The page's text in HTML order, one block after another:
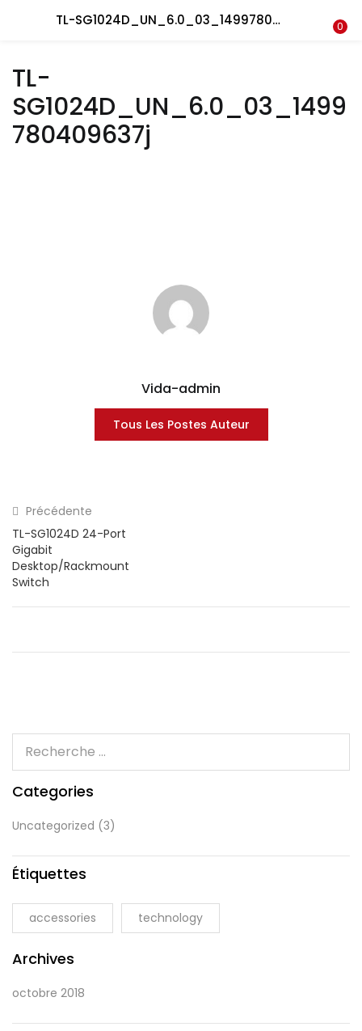
TL-SG1024D_UN_6.0_03_1499780409637j 0
Recherche
CONNEXION REGISTRE
Entrez votre nom d'utilisateur et le mot de passe pour vous
connecter.
Mot de passe perdu?
TL-
SG1024D_UN_6.0_03_1499
780409637j
Vida-admin
Tous Les Postes Auteur
Précédente
TL-SG1024D 24-Port
Gigabit
Desktop/Rackmount
Switch
Categories
Uncategorized (3)
Étiquettes
accessories technology
Archives
octobre 2018